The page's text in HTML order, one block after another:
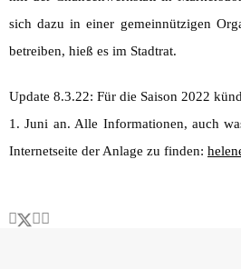
sich dazu in einer gemeinnützigen
betreiben, hieß es im Stadtrat.
Update 8.3.22: Für die Saison 2022
1. Juni an. Alle Informationen, auch
Internetseite der Anlage zu finden: